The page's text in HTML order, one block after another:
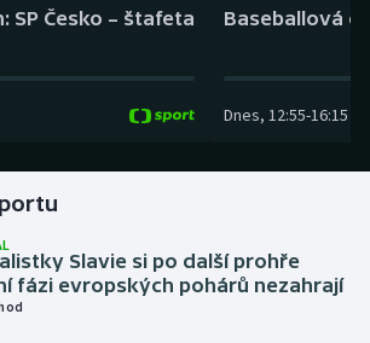
SP Česko – štafeta Baseballová
Dnes, 12:55-16:15
Slavie si po další prohře
fázi evropských pohárů nezahrají